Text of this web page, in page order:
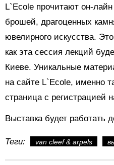
L`Ecole прочитают он-
брошей, драгоценных
ювелирного искусства.
как эта сессия лекций
Киеве. Уникальные
на сайте L`Ecole, именно
страница с регистрацией
Выставка будет работать
Теги: van cleef & arpels